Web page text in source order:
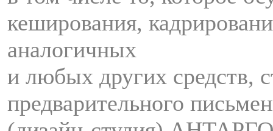
кеширования,
аналогичных
и любых других средств,
предварительного